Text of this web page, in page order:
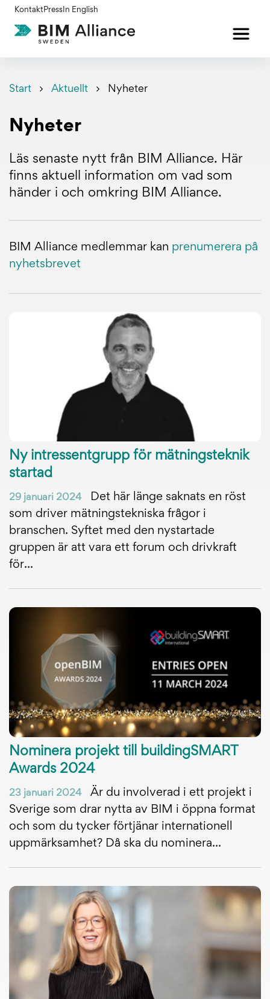
innehållet
Kontakt Press In English
Start Aktuellt Nyheter
Nyheter
Läs senaste nytt från BIM Alliance. Här
finns aktuell information om vad som
händer i och omkring BIM Alliance.
BIM Alliance medlemmar kan prenumerera på
nyhetsbrevet
Ny intressentgrupp för mätningsteknik
startad
29 januari 2024
Det här länge saknats en röst
som driver mätningstekniska frågor i
branschen. Syftet med den nystartade
gruppen är att vara ett forum och drivkraft
för...
Nominera projekt till buildingSMART
Awards 2024
23 januari 2024
Är du involverad i ett projekt i
Sverige som drar nytta av BIM i öppna format
och som du tycker förtjänar internationell
uppmärksamhet? Då ska du nominera...